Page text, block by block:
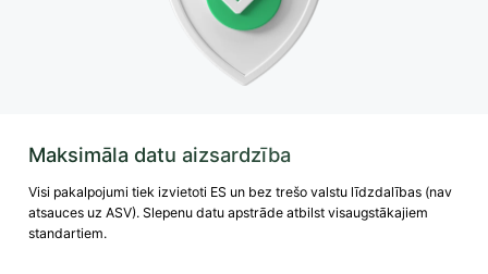
Maksimāla datu aizsardzība
Visi pakalpojumi tiek izvietoti ES un bez trešo valstu līdzdalības (nav
atsauces uz ASV). Slepenu datu apstrāde atbilst visaugstākajiem
standartiem.